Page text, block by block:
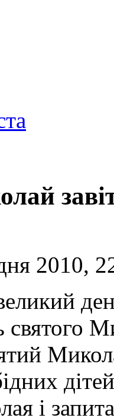
2010,
святого
і